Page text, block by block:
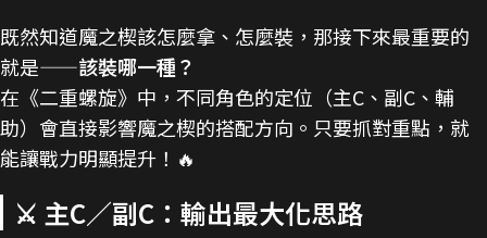
既然知道魔之楔該怎麼拿、怎麼裝，那接下來最重要的
就是——該裝哪一種？
在《二重螺旋》中，不同角色的定位（主C、副C、輔
助）會直接影響魔之楔的搭配方向。只要抓對重點，就
能讓戰力明顯提升！🔥
⚔️ 主C／副C：輸出最大化思路